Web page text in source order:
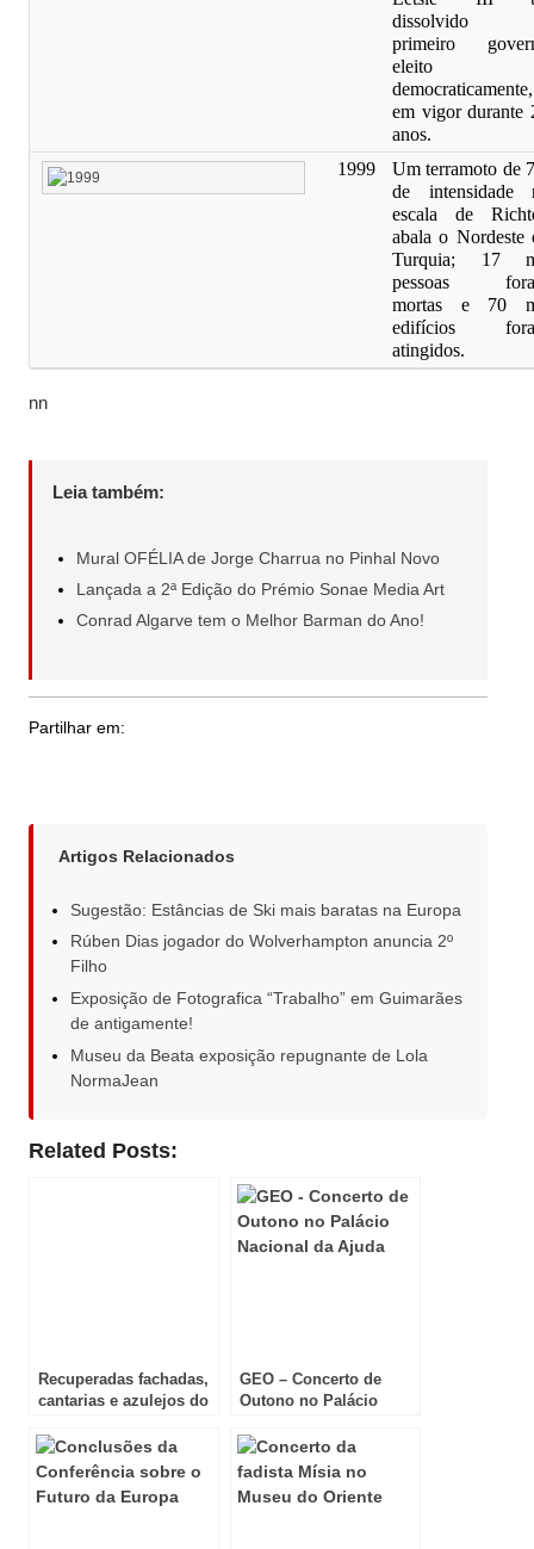
dissolvido
primeiro
eleito
democraticamente,
em vigor durante
anos.
1999
Um terramoto de
de intensidade
escala de
abala o Nordeste
Turquia; 17
pessoas
mortas e 70
edifícios
atingidos.
nn
Leia também:
Mural OFÉLIA de Jorge Charrua no Pinhal Novo
Lançada a 2ª Edição do Prémio Sonae Media Art
Conrad Algarve tem o Melhor Barman do Ano!
Partilhar em:
Artigos Relacionados
Sugestão: Estâncias de Ski mais baratas na Europa
Rúben Dias jogador do Wolverhampton anuncia 2º
Filho
Exposição de Fotografica “Trabalho” em Guimarães
de antigamente!
Museu da Beata exposição repugnante de Lola
NormaJean
Related Posts:
Recuperadas fachadas,
cantarias e azulejos do
GEO – Concerto de
Outono no Palácio